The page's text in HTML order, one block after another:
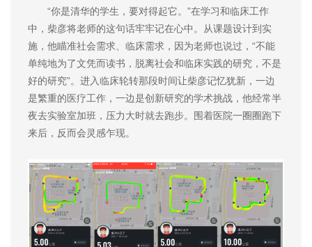
“你是清华的学生，要对得起它。”在学习和临床工作
中，柴彦将老师的这句话牢牢记在心中。从课题设计到实
施，他瞄准社会需求、临床需求，因为老师也说过，“不能
单纯地为了文凭而读书，脱离社会和临床实践的研究，不是
好的研究”。进入临床轮转那段时间让柴彦记忆犹新，一边
是繁重的医疗工作，一边是创新研究的学术挑战，他经常半
夜去实验室加班，压力大时就去跑步。围着医院一圈圈跑下
来后，反而会灵感乍现。